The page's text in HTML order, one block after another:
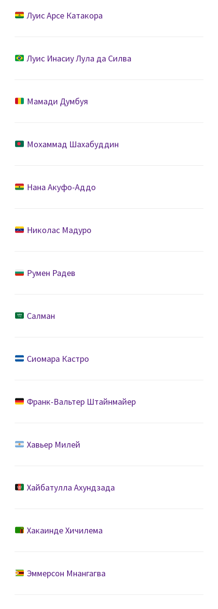
Луис Арсе Катакора
Луис Инасиу Лула да Силва
Мамади Думбуя
Мохаммад Шахабуддин
Нана Акуфо-Аддо
Николас Мадуро
Румен Радев
Салман
Сиомара Кастро
Франк-Вальтер Штайнмайер
Хавьер Милей
Хайбатулла Ахундзада
Хакаинде Хичилема
Эммерсон Мнангагва